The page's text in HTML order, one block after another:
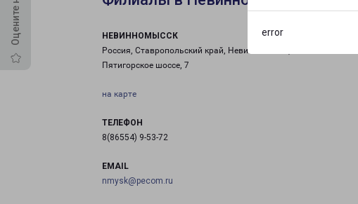
error
НЕВИННОМЫССК
Россия, Ставропольский край, Невинномысск,
Пятигорское шоссе, 7
на карте
ТЕЛЕФОН
8(86554) 9-53-72
EMAIL
nmysk@pecom.ru